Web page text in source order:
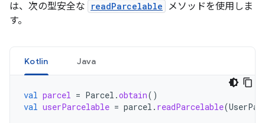
は、次の型安全な
readParcelable
メソッドを使用しま
す。
Kotlin Java
val parcel = Parcel .obtain()
val userParcelable = parcel . readParcelable(